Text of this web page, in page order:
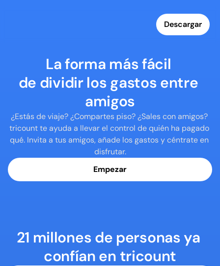
Descargar
La forma más fácil
de dividir los gastos entre
amigos
¿Estás de viaje? ¿Compartes piso? ¿Sales con amigos?
tricount te ayuda a llevar el control de quién ha pagado
qué. Invita a tus amigos, añade los gastos y céntrate en
disfrutar.
Empezar
21 millones de personas ya
confían en tricount